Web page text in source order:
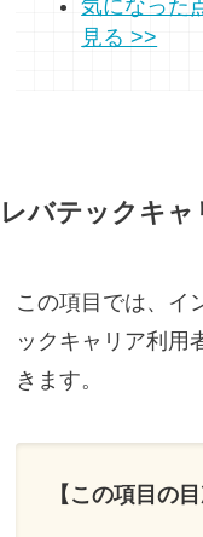
気になった
見る >>
レバテックキャ
この項目では、イ
ックキャリア利用
きます。
【この項目の目